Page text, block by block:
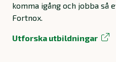
komma igång och jobba så
Fortnox.
Utforska utbildningar